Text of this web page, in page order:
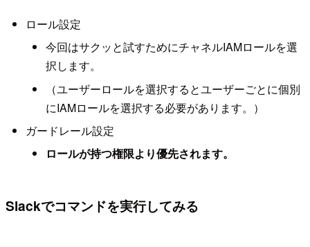
ロール設定
今回はサクッと試すためにチャネルIAMロールを選
択します。
（ユーザーロールを選択するとユーザーごとに個別
にIAMロールを選択する必要があります。）
ガードレール設定
ロールが持つ権限より優先されます。
Slackでコマンドを実行してみる